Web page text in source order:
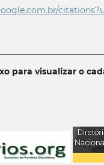
para visualizar o